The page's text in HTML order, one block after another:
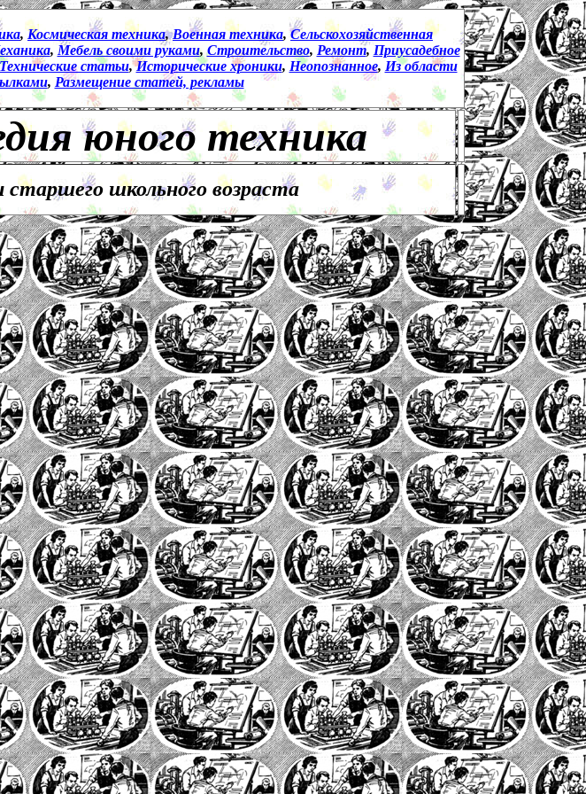
,Космическая техника,Военная техника,Сельскохозяйственная
, Мебель своими руками,Строительство, Ремонт, Приусадебное
статьи,Исторические хроники, Неопознанное, Из области
, Размещение статей, рекламы
юного техника
старшего школьного возраста